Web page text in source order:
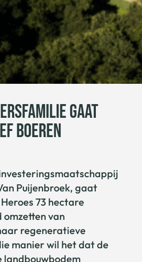
GAAT
BOEREN
Puijenbroek, gaat
73 hectare
van
regeneratieve
manier wil het dat de
landbouwbodem